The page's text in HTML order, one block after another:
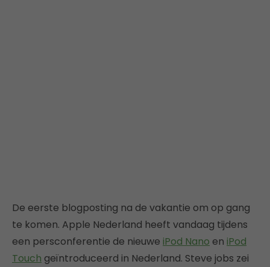
De eerste blogposting na de vakantie om op gang
te komen. Apple Nederland heeft vandaag tijdens
een persconferentie de nieuwe iPod Nano en iPod
Touch geïntroduceerd in Nederland. Steve jobs zei